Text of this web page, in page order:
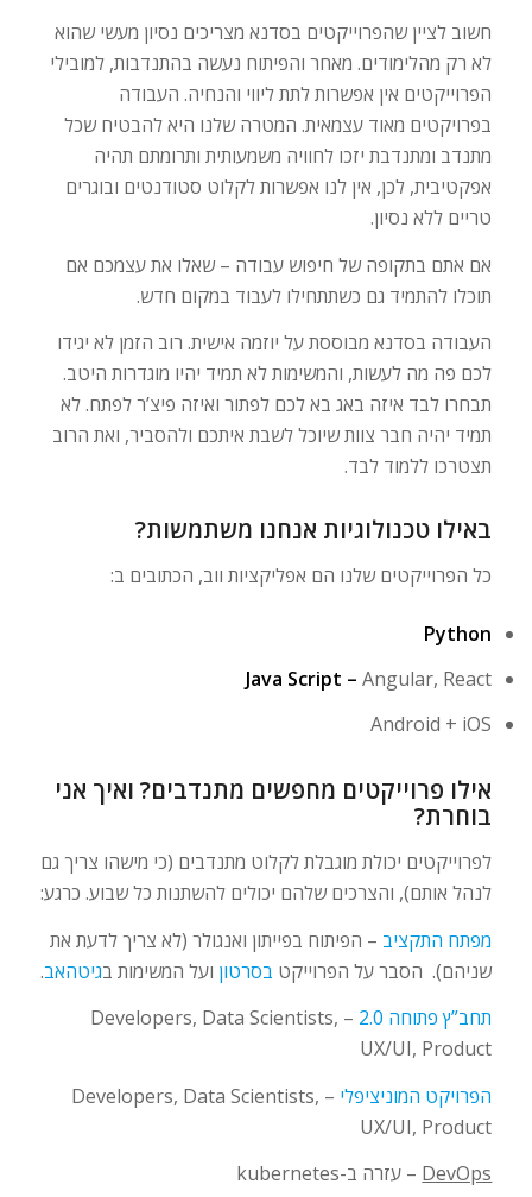
חשוב לציין שהפרוייקטים בסדנא מצריכים נסיון מעשי שהוא
לא רק מהלימודים. מאחר והפיתוח נעשה בהתנדבות, למובילי
הפרוייקטים אין אפשרות לתת ליווי והנחיה. העבודה
בפרויקטים מאוד עצמאית. המטרה שלנו היא להבטיח שכל
מתנדב ומתנדבת יזכו לחוויה משמעותית ותרומתם תהיה
אפקטיבית, לכן, אין לנו אפשרות לקלוט סטודנטים ובוגרים
טריים ללא נסיון.
אם אתם בתקופה של חיפוש עבודה – שאלו את עצמכם אם
תוכלו להתמיד גם כשתתחילו לעבוד במקום חדש.
העבודה בסדנא מבוססת על יוזמה אישית. רוב הזמן לא יגידו
לכם פה מה לעשות, והמשימות לא תמיד יהיו מוגדרות היטב.
תבחרו לבד איזה באג בא לכם לפתור ואיזה פיצ’ר לפתח. לא
תמיד יהיה חבר צוות שיוכל לשבת איתכם ולהסביר, ואת הרוב
תצטרכו ללמוד לבד.
באילו טכנולוגיות אנחנו משתמשות?
כל הפרוייקטים שלנו הם אפליקציות ווב, הכתובים ב:
Python
Java Script –Angular, React
Android + iOS
אילו פרוייקטים מחפשים מתנדבים? ואיך אני
בוחרת?
לפרוייקטים יכולת מוגבלת לקלוט מתנדבים (כי מישהו צריך גם
לנהל אותם), והצרכים שלהם יכולים להשתנות כל שבוע. כרגע:
מפתח התקציב – הפיתוח בפייתון ואנגולר (לא צריך לדעת את
שניהם). הסבר על הפרוייקט בסרטון ועל המשימות בגיטהאב.
תחב”ץ פתוחה 2.0
– Developers, Data Scientists,
UX/UI, Product
הפרויקט המוניציפלי
– Developers, Data Scientists,
UX/UI, Product
DevOps – עזרה ב-kubernetes